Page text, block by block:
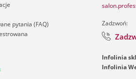
pytania (FAQ)
Zadzwoń:
Infolinia
Infolinia